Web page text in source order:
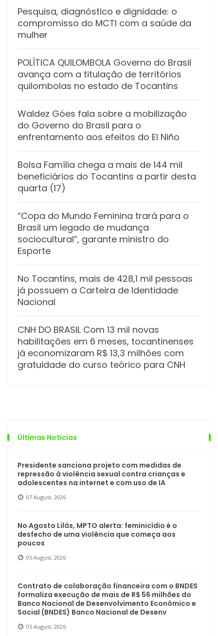
Pesquisa, diagnóstico e dignidade: o
compromisso do MCTI com a saúde da
mulher
POLÍTICA QUILOMBOLA Governo do Brasil
avança com a titulação de territórios
quilombolas no estado de Tocantins
Waldez Góes fala sobre a mobilização
do Governo do Brasil para o
enfrentamento aos efeitos do El Niño
Bolsa Família chega a mais de 144 mil
beneficiários do Tocantins a partir desta
quarta (17)
“Copa do Mundo Feminina trará para o
Brasil um legado de mudança
sociocultural”, garante ministro do
Esporte
No Tocantins, mais de 428,1 mil pessoas
já possuem a Carteira de Identidade
Nacional
CNH DO BRASIL Com 13 mil novas
habilitações em 6 meses, tocantinenses
já economizaram R$ 13,3 milhões com
gratuidade do curso teórico para CNH
Últimas Notícias
Presidente sanciona projeto com medidas de
repressão à violência sexual contra crianças e
adolescentes na internet e com uso de IA
07 August, 2026
No Agosto Lilás, MPTO alerta: feminicídio é o
desfecho de uma violência que começa aos
poucos
05 August, 2026
Contrato de colaboração financeira com o BNDES
formaliza execução de mais de R$ 56 milhões do
Banco Nacional de Desenvolvimento Econômico e
Social (BNDES) Banco Nacional de Desenv
05 August, 2026